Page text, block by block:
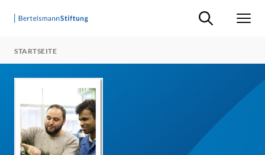
Suche ein-/
STARTSEITE